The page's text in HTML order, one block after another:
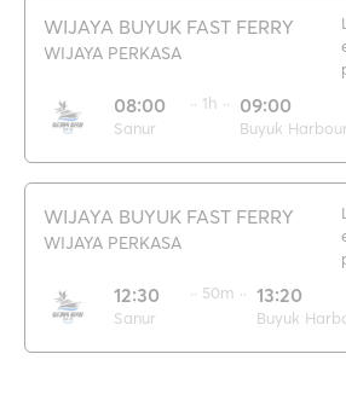
WIJAYA BUYUK FAST FERRY
WIJAYA PERKASA
08:00
Sanur
·· 1h ·· 09:00
Buyuk Harbour
WIJAYA BUYUK FAST FERRY
WIJAYA PERKASA
12:30
Sanur
·· 50m ·· 13:20
Buyuk